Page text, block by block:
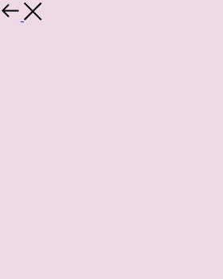
Назад